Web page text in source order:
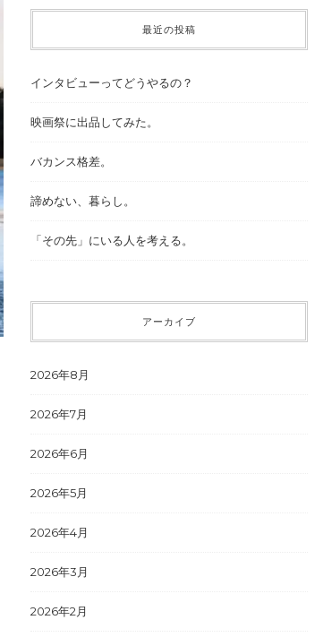
最近の投稿
インタビューってどうやるの？
映画祭に出品してみた。
バカンス格差。
諦めない、暮らし。
「その先」にいる人を考える。
アーカイブ
2026年8月
2026年7月
2026年6月
2026年5月
2026年4月
2026年3月
2026年2月